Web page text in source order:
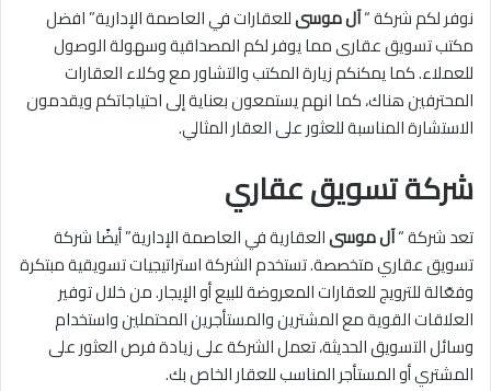
نوفر لكم شركة “آل موسىللعقارات في العاصمة الإدارية” افضل
مكتب تسويق عقارى مما يوفر لكم المصداقية وسهولة الوصول
للعملاء. كما يمكنكم زيارة المكتب والتشاور مع وكلاء العقارات
المحترفين هناك، كما انهم يستمعون بعناية إلى احتياجاتكم ويقدمون
الاستشارة المناسبة للعثور على العقار المثالي.
شركة تسويق عقاري
تعد شركة “آل موسىالعقارية في العاصمة الإدارية” أيضًا شركة
تسويق عقاري متخصصة. تستخدم الشركة استراتيجيات تسويقية مبتكرة
وفعّالة للترويج للعقارات المعروضة للبيع أو الإيجار. من خلال توفير
العلاقات القوية مع المشترين والمستأجرين المحتملين واستخدام
وسائل التسويق الحديثة، تعمل الشركة على زيادة فرص العثور على
المشتري أو المستأجر المناسب للعقار الخاص بك.